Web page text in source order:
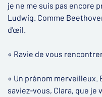
je ne me suis pas encore
Ludwig. Comme
d'œil.
« Ravie de vous
« Un prénom merveilleux.
saviez-vous, Clara, que je